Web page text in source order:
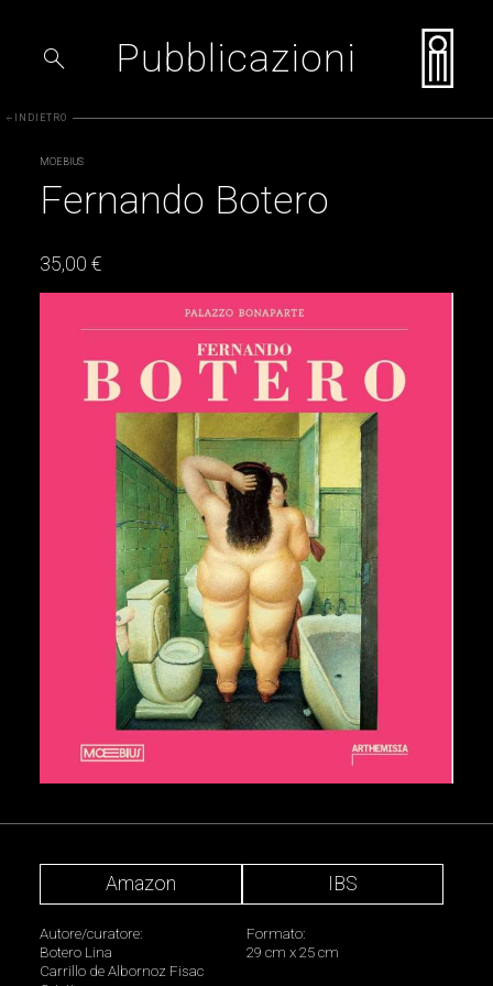
search Pubblicazioni
MOEBIUS
Fernando Botero
35,00 €
Amazon IBS
Autore/curatore:
Botero Lina
Carrillo de Albornoz Fisac
Formato:
29 cm x 25 cm
arrow_back INDIETRO